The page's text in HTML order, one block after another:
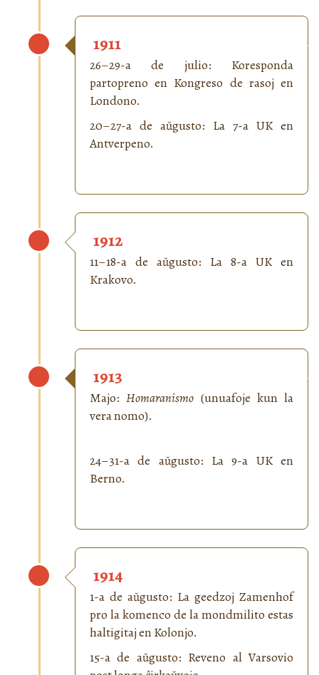
1911
26–29-a de julio: Koresponda
partopreno en Kongreso de rasoj en
Londono.
20–27-a de aŭgusto: La 7-a UK en
Antverpeno.
1912
11–18-a de aŭgusto: La 8-a UK en
Krakovo.
1913
Majo:Homaranismo (unuafoje kun la
vera nomo).
24–31-a de aŭgusto: La 9-a UK en
Berno.
1914
1-a de aŭgusto: La geedzoj Zamenhof
pro la komenco de la mondmilito estas
haltigitaj en Kolonjo.
15-a de aŭgusto: Reveno al Varsovio